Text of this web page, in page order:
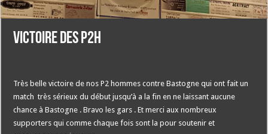
Victoire des P2H
Très belle victoire de nos P2 hommes contre Bastogne qui ont fait un
match très sérieux du début jusqu’à a la fin en ne laissant aucune
chance à Bastogne . Bravo les gars . Et merci aux nombreux
supporters qui comme chaque fois sont la pour soutenir et